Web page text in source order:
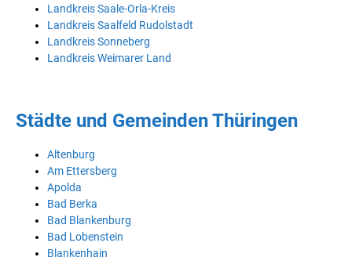
Landkreis Saale-Orla-Kreis
Landkreis Saalfeld Rudolstadt
Landkreis Sonneberg
Landkreis Weimarer Land
Städte und Gemeinden Thüringen
Altenburg
Am Ettersberg
Apolda
Bad Berka
Bad Blankenburg
Bad Lobenstein
Blankenhain